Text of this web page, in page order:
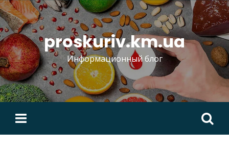
Skip
to
content
proskuriv.km.ua
Информационный блог
Найти: